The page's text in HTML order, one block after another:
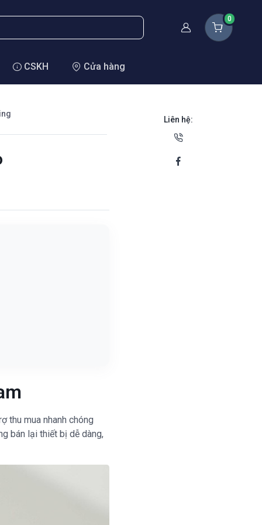
Thành viên
0
CSKH Cửa hàng
thu mua nhanh chóng
bán lại thiết bị dễ dàng,
Liên hệ: